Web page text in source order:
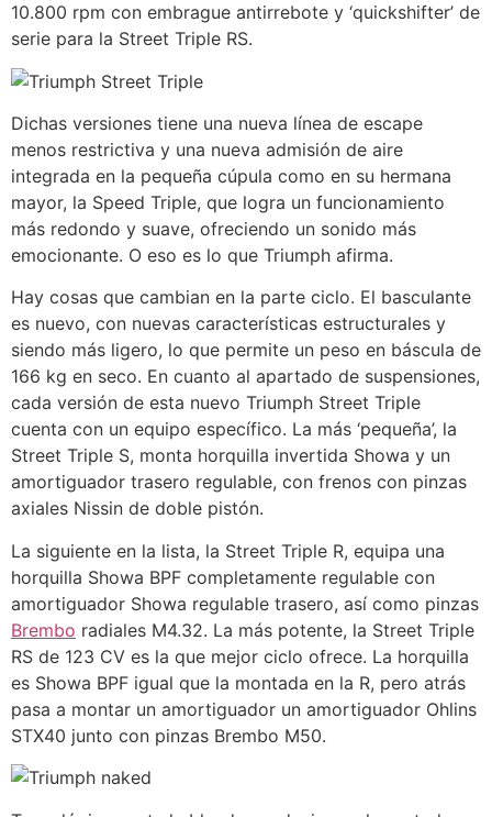
10.800 rpm con embrague antirrebote y ‘quickshifter’ de
serie para la Street Triple RS.
Dichas versiones tiene una nueva línea de escape
menos restrictiva y una nueva admisión de aire
integrada en la pequeña cúpula como en su hermana
mayor, la Speed Triple, que logra un funcionamiento
más redondo y suave, ofreciendo un sonido más
emocionante. O eso es lo que Triumph afirma.
Hay cosas que cambian en la parte ciclo. El basculante
es nuevo, con nuevas características estructurales y
siendo más ligero, lo que permite un peso en báscula de
166 kg en seco. En cuanto al apartado de suspensiones,
cada versión de esta nuevo Triumph Street Triple
cuenta con un equipo específico. La más ‘pequeña’, la
Street Triple S, monta horquilla invertida Showa y un
amortiguador trasero regulable, con frenos con pinzas
axiales Nissin de doble pistón.
La siguiente en la lista, la Street Triple R, equipa una
horquilla Showa BPF completamente regulable con
amortiguador Showa regulable trasero, así como pinzas
Brembo radiales M4.32. La más potente, la Street Triple
RS de 123 CV es la que mejor ciclo ofrece. La horquilla
es Showa BPF igual que la montada en la R, pero atrás
pasa a montar un amortiguador un amortiguador Ohlins
STX40 junto con pinzas Brembo M50.